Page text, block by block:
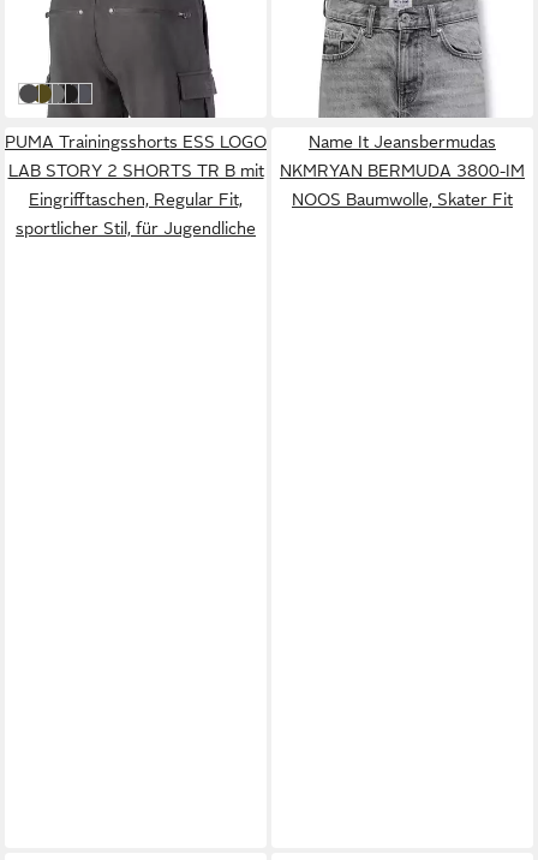
CARGO Freizeithose Herren
(1-tlg) 2 Seitentaschen, 2
Beintaschen + 2
Gesäßtaschen mit
Reißverschluss
32,90 € UVP
-18%
anthrazit
olivestahlgrau
schwarz
dunkelblau
MG 2790 TAI DNM SHORTS
NOOS Baumwolle
ab 17,36 € UVP29,99 €
-42%
PUMA Trainingsshorts ESS LOGO
LAB STORY 2 SHORTS TR B mit
Eingrifftaschen, Regular Fit,
sportlicher Stil, für Jugendliche
Name It Jeansbermudas
NKMRYAN BERMUDA 3800-IM
NOOS Baumwolle, Skater Fit